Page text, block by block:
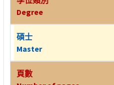
Degree
碩士
Master
頁數